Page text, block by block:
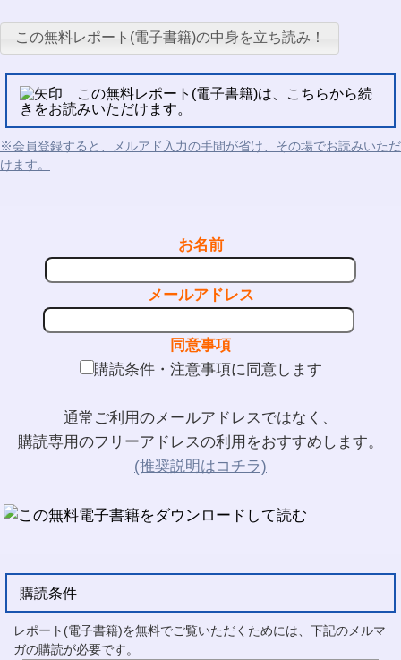
この無料レポート(電子書籍)の中身を立ち読み！
この無料レポート(電子書籍)は、こちらから続
きをお読みいただけます。
※会員登録すると、メルアド入力の手間が省け、その場でお読みいただ
けます。
お名前
メールアドレス
同意事項
購読条件・注意事項に同意します
通常ご利用のメールアドレスではなく、
購読専用のフリーアドレスの利用をおすすめします。
(推奨説明はコチラ)
購読条件
レポート(電子書籍)を無料でご覧いただくためには、下記のメルマ
ガの購読が必要です。